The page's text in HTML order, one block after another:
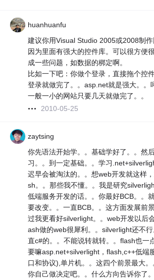
huanhuanfu
建议你用Visual Studio 2005或2008制
因为里面有强大的控件库。可以很方便
成一些问题，如数据的梆定啊。
比如一下吧：你做个登录，直接拖个控
登录就做完了。。asp.net就是强大。。
一般一小的网站只要几天就做完了。。
2010-05-25
zaytsing
你先语法开始学。。基础学好了。。然
习。。到一定基础。。学习
迟早会被淘汰的。。想web开发就这样
sh。。那些我不懂。。我是研究
低端服务开发的话。。你最好BCB。。
要改变。。一直BCB。。这方面发展前
过我更看好silverlight。。web开发以后
ash做的web很犀利。。silverlight还不
直c#的。。不能说转就转。。flash也一
要嘛asp.net+silverlight，flash,c++低端
口和协议),单片机。。这四个前景最大。
你自己做决定吧。。什么方向告诉你了